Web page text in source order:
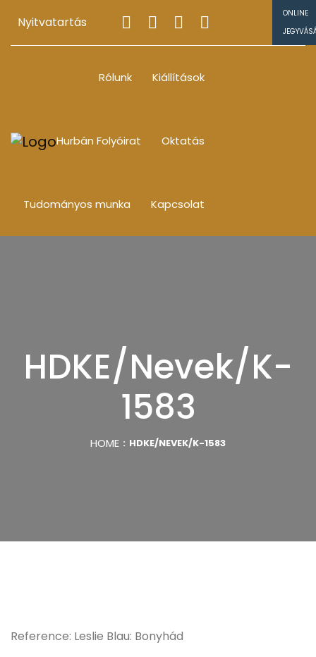
Nyitvatartás
ONLINE
Rólunk Kiállítások
Hurbán Folyóirat Oktatás
Tudományos munka Kapcsolat
HDKE/Nevek/K-
1583
HOME HDKE/NEVEK/K-1583
Reference: Leslie Blau: Bonyhád